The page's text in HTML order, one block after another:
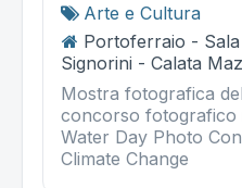
Arte e Cultura
Portoferraio -
Signorini - Calata
Mostra fotografica
concorso fotografico
Water Day Photo
Climate Change